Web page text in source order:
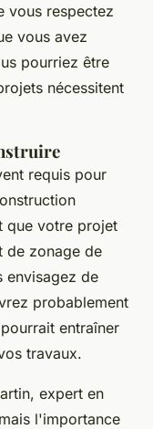
vous respectez
vous avez
pourriez être
nécessitent
requis pour
que votre projet
de zonage de
envisagez de
probablement
entraîner
travaux.
, expert en
l'importance